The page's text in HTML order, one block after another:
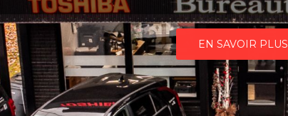
EN SAVOIR PLUS